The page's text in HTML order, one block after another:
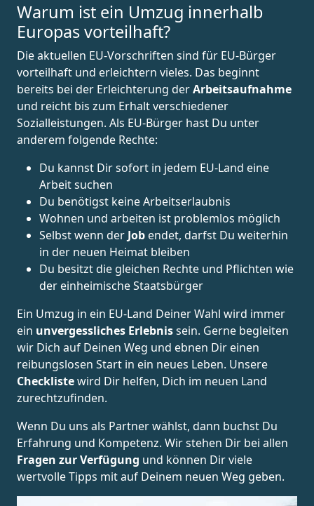
Warum ist ein Umzug innerhalb
Europas vorteilhaft?
Die aktuellen EU-Vorschriften sind für EU-Bürger
vorteilhaft und erleichtern vieles. Das beginnt
bereits bei der Erleichterung derArbeitsaufnahme
und reicht bis zum Erhalt verschiedener
Sozialleistungen. Als EU-Bürger hast Du unter
anderem folgende Rechte:
Du kannst Dir sofort in jedem EU-Land eine
Arbeit suchen
Du benötigst keine Arbeitserlaubnis
Wohnen und arbeiten ist problemlos möglich
Selbst wenn der Job endet, darfst Du weiterhin
in der neuen Heimat bleiben
Du besitzt die gleichen Rechte und Pflichten wie
der einheimische Staatsbürger
Ein Umzug in ein EU-Land Deiner Wahl wird immer
ein unvergessliches Erlebnissein. Gerne begleiten
wir Dich auf Deinen Weg und ebnen Dir einen
reibungslosen Start in ein neues Leben. Unsere
Checklistewird Dir helfen, Dich im neuen Land
zurechtzufinden.
Wenn Du uns als Partner wählst, dann buchst Du
Erfahrung und Kompetenz. Wir stehen Dir bei allen
Fragen zur Verfügung und können Dir viele
wertvolle Tipps mit auf Deinem neuen Weg geben.